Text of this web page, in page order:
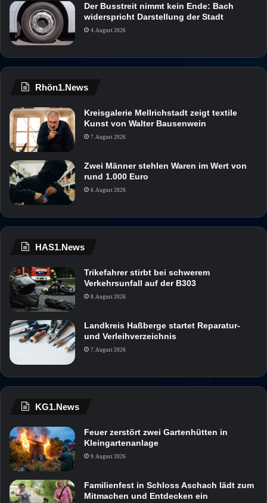
Der Busstreit nimmt kein Ende: Bach
widerspricht Darstellung der Stadt
4. August 2026
Rhön1.News
Kreisgalerie Mellrichstadt zeigt textile
Kunst von Walter Bausenwein
7. August 2026
Zwei Männer stehlen Waren im Wert von
rund 1.000 Euro
6. August 2026
HAS1.News
Trikefahrer stirbt bei schwerem
Verkehrsunfall auf der B303
8. August 2026
Landkreis Haßberge startet Reparatur-
und Verleihverzeichnis
7. August 2026
KG1.News
Feuer zerstört zwei Gartenhütten in
Kleingartenanlage
9. August 2026
Familienfest in Schloss Aschach lädt zum
Mitmachen und Entdecken ein